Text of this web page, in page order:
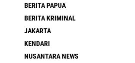
BERITA PAPUA
BERITA KRIMINAL
JAKARTA
KENDARI
NUSANTARA NEWS